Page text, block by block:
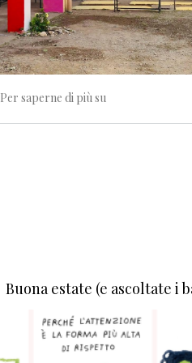
Per saperne di più su
Buona estate (e ascoltate i